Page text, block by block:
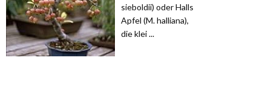
sieboldii) oder Halls
Apfel (M. halliana),
die klei ...